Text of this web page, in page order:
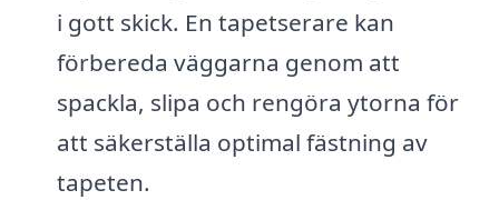
i gott skick. En tapetserare kan
förbereda väggarna genom att
spackla, slipa och rengöra ytorna för
att säkerställa optimal fästning av
tapeten.